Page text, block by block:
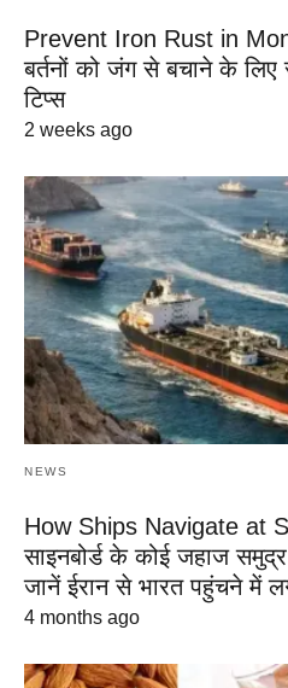
Prevent Iron Rust in
बर्तनों को जंग से बचाने के
टिप्स
2 weeks ago
NEWS
How Ships Navigate at
साइनबोर्ड के कोई जहाज
जानें ईरान से भारत पहुंचने में
4 months ago